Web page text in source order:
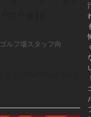
ゴルフ場スタッフ向